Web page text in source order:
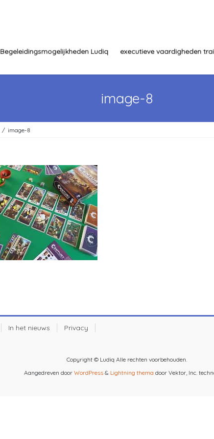
Begeleidingsmogelijkheden Ludiq executieve vaardigheden
image-8
image-8
In het nieuws Privacy
Copyright © Ludiq Alle rechten voorbehouden.
Aangedreven door WordPress & Lightning thema door Vektor, Inc.